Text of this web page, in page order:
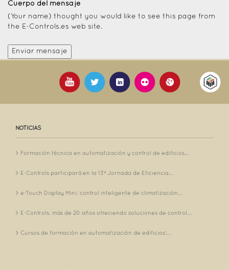
Cuerpo del mensaje
(Your name) thought you would like to see this page from
the E-Controls.es web site.
NOTICIAS
Formación técnica en automatización y control de edificios...
E-Controls participará en la 13ª Jornada de Eficiencia...
e-Touch Display Mini: control inteligente de climatización...
E-Controls, más de 20 años ofreciendo soluciones de control...
Cursos de formación en automatización de edificios:...